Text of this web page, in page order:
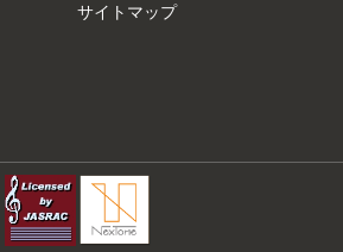
サイトマップ